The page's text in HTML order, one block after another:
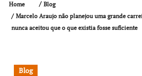
Home
Blog
Marcelo Araujo não planejou uma grande
nunca aceitou que o que existia fosse suficiente
Blog